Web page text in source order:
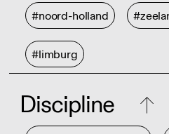
#noord-holland
#limburg
Discipline